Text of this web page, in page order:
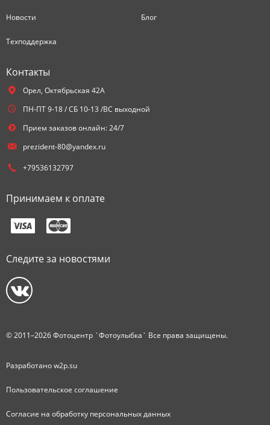
Новости Блог
Техподдержка
Контакты
Орел, Октябрьская 42А
ПН-ПТ 9-18 / СБ 10-13 /ВС выходной
Прием заказов онлайн: 24/7
prezident-80@yandex.ru
+79536132797
Принимаем к оплате
Следите за новостями
© 2011–2026 Фотоцентр `Фотоулыбка` Все права защищены.
Разработаноw2p.su
Пользовательское соглашение
Согласие на обработку персональных данных